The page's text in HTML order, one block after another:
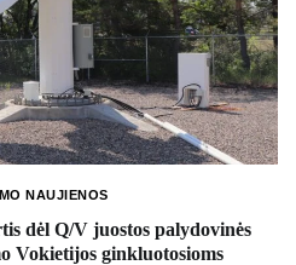
NAUJIENOS
dėl Q/V juostos palydovinės
Vokietijos ginkluotosioms